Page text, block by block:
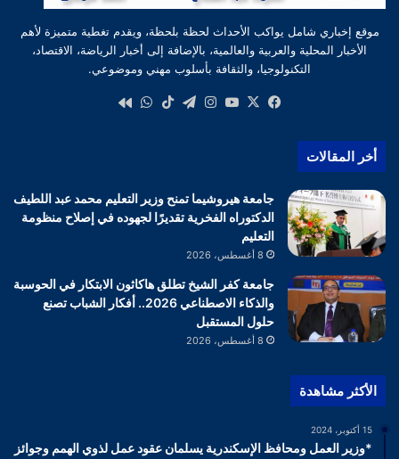
موقع إخباري شامل يواكب الأحداث لحظة بلحظة، ويقدم تغطية متميزة لأهم
الأخبار المحلية والعربية والعالمية، بالإضافة إلى أخبار الرياضة، الاقتصاد،
التكنولوجيا، والثقافة بأسلوب مهني وموضوعي.
فيسبوك
‫X
‫YouTube
انستقرام
تيلقرام‫TikTokواتساب
أخر المقالات
جامعة هيروشيما تمنح وزير التعليم محمد عبد اللطيف
الدكتوراه الفخرية تقديرًا لجهوده في إصلاح منظومة
التعليم
8 أغسطس، 2026
جامعة كفر الشيخ تطلق هاكاثون الابتكار في الحوسبة
والذكاء الاصطناعي 2026.. أفكار الشباب تصنع
حلول المستقبل
8 أغسطس، 2026
الأكثر مشاهدة
15 أكتوبر، 2024
*وزير العمل ومحافظ الإسكندرية يسلمان عقود عمل لذوي الهمم وجوائز